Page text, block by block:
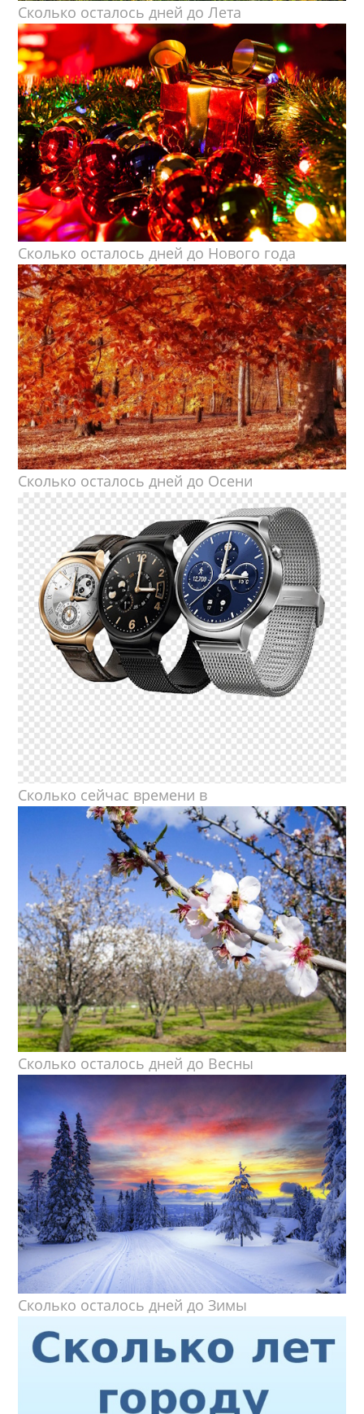
Сколько осталось дней до Лета
Сколько осталось дней до Нового года
Сколько осталось дней до Осени
Сколько сейчас времени в
Сколько осталось дней до Весны
Сколько осталось дней до Зимы